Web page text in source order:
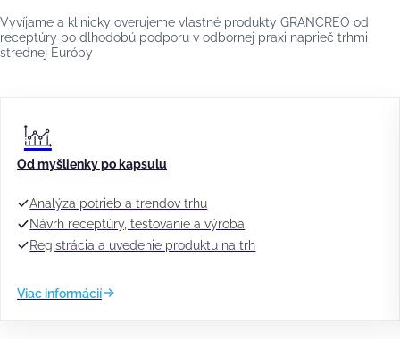
Vyvíjame a klinicky overujeme vlastné produkty GRANCREO od
receptúry po dlhodobú podporu v odbornej praxi naprieč trhmi
strednej Európy
Od myšlienky po kapsulu
Analýza potrieb a trendov trhu
Návrh receptúry, testovanie a výroba
Registrácia a uvedenie produktu na trh
Viac informácií